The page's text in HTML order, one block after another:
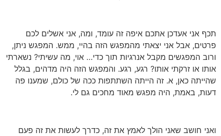
תכף אני אעדכן אתכם איפה זה עומד, ומה, אני אשלים לכם
פרטים, אבל אני יצאתי מהמפגש הזה בהיי, ממש. המפגש ניתן,
ורוב המפגשים מקבל אנרגיות תוך כדי… אוי, מה עשיתי? נשארתי
אותו או זרקתי אותו? רגע, רגע. והמפגש הזה היה מדהים, בגלל
שהייתה כאן, א. זה הייתה השתתפות ככה של כולם, שמענו פה
דעות, באמת, היה מפגש מאוד מחכים גם לי.
ואני חושב שאני הולך לאמץ את זה, כדרך לעשות את זה פעם